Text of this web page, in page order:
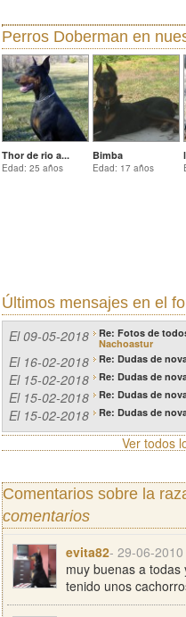
Perros Doberman en
Thor de rio a...
Edad: 25 años
Bimba
Edad: 17 años
Últimos mensajes en el
El 09-05-2018
Re: Fotos de
Nachoastur
El 16-02-2018 Re: Dudas de
El 15-02-2018 Re: Dudas de
El 15-02-2018 Re: Dudas de
El 15-02-2018 Re: Dudas de
Ver todos
Comentarios sobre la
comentarios
evita82- 29-06-
muy buenas a
tenido unos